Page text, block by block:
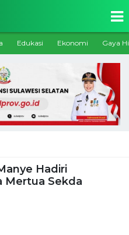
Edukasi Ekonomi Gaya
Hadiri
Mertua Sekda